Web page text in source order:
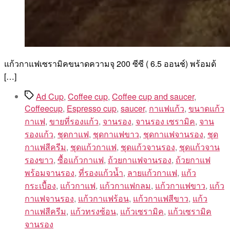
แก้วกาแฟเซรามิคขนาดความจุ 200 ซีซี ( 6.5 ออนช์) พร้อมด้
[…]
TagsAd Cup, Coffee cup, Coffee cup and saucer,
Coffeecup, Espresso cup, saucer, กาแฟแก้ว, ขนาดแก้ว
กาแฟ, ขายที่รองแก้ว, จานรอง, จานรอง เซรามิค, จาน
รองแก้ว, ชุดกาแฟ, ชุดกาแฟขาว, ชุดกาแฟจานรอง, ชุด
กาแฟสีครีม, ชุดแก้วกาแฟ, ชุดแก้วจานรอง, ชุดแก้วจาน
รองขาว, ซื้อแก้วกาแฟ, ถ้วยกาแฟจานรอง, ถ้วยกาแฟ
พร้อมจานรอง, ที่รองแก้วน้ำ, ลายแก้วกาแฟ, แก้ว
กระเบื้อง, แก้วกาแฟ, แก้วกาแฟกลม, แก้วกาแฟขาว, แก้ว
กาแฟจานรอง, แก้วกาแฟร้อน, แก้วกาแฟสีขาว, แก้ว
กาแฟสีครีม, แก้วทรงซ้อน, แก้วเซรามิค, แก้วเซรามิค
จานรอง